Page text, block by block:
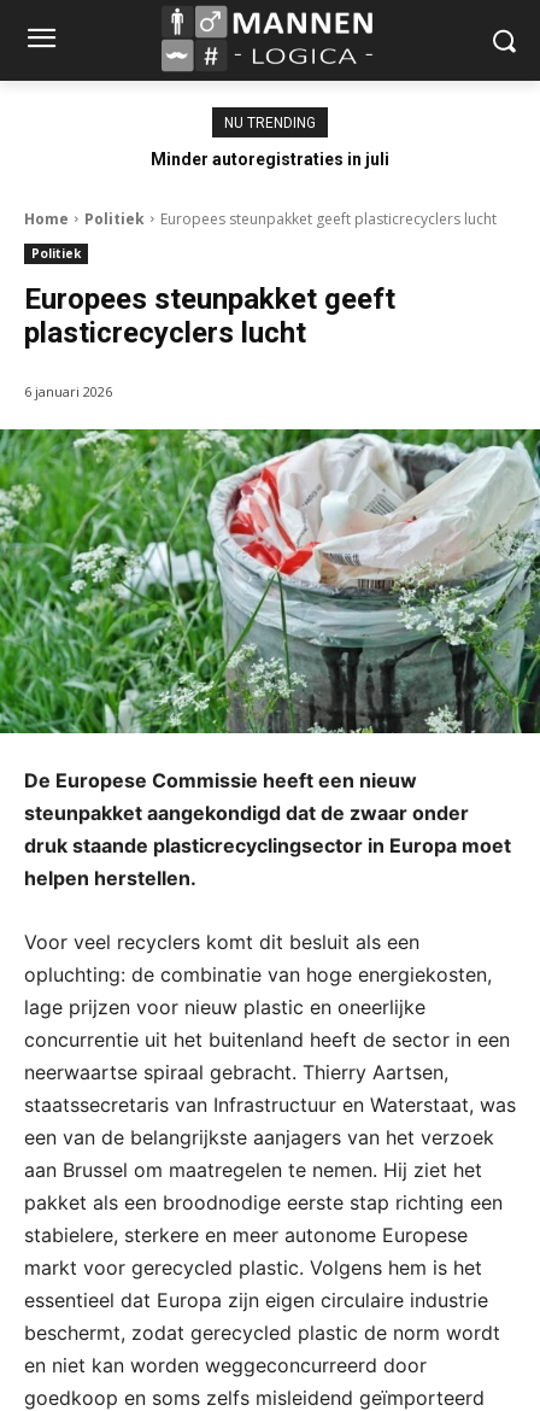
NU TRENDING
Minder autoregistraties in juli
Home Politiek Europees steunpakket geeft plasticrecyclers lucht
Politiek
Europees steunpakket geeft
plasticrecyclers lucht
6 januari 2026
De Europese Commissie heeft een nieuw
steunpakket aangekondigd dat de zwaar onder
druk staande plasticrecyclingsector in Europa moet
helpen herstellen.
Voor veel recyclers komt dit besluit als een
opluchting: de combinatie van hoge energiekosten,
lage prijzen voor nieuw plastic en oneerlijke
concurrentie uit het buitenland heeft de sector in een
neerwaartse spiraal gebracht. Thierry Aartsen,
staatssecretaris van Infrastructuur en Waterstaat, was
een van de belangrijkste aanjagers van het verzoek
aan Brussel om maatregelen te nemen. Hij ziet het
pakket als een broodnodige eerste stap richting een
stabielere, sterkere en meer autonome Europese
markt voor gerecycled plastic. Volgens hem is het
essentieel dat Europa zijn eigen circulaire industrie
beschermt, zodat gerecycled plastic de norm wordt
en niet kan worden weggeconcurreerd door
goedkoop en soms zelfs misleidend geïmporteerd